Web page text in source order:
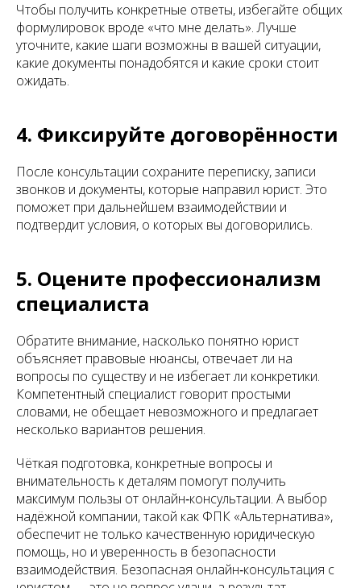
Чтобы получить конкретные ответы, избегайте общих
формулировок вроде «что мне делать». Лучше
уточните, какие шаги возможны в вашей ситуации,
какие документы понадобятся и какие сроки стоит
ожидать.
4. Фиксируйте договорённости
После консультации сохраните переписку, записи
звонков и документы, которые направил юрист. Это
поможет при дальнейшем взаимодействии и
подтвердит условия, о которых вы договорились.
5. Оцените профессионализм
специалиста
Обратите внимание, насколько понятно юрист
объясняет правовые нюансы, отвечает ли на
вопросы по существу и не избегает ли конкретики.
Компетентный специалист говорит простыми
словами, не обещает невозможного и предлагает
несколько вариантов решения.
Чёткая подготовка, конкретные вопросы и
внимательность к деталям помогут получить
максимум пользы от онлайн‑консультации. А выбор
надёжной компании, такой как ФПК «Альтернатива»,
обеспечит не только качественную юридическую
помощь, но и уверенность в безопасности
взаимодействия. Безопасная онлайн‑консультация с